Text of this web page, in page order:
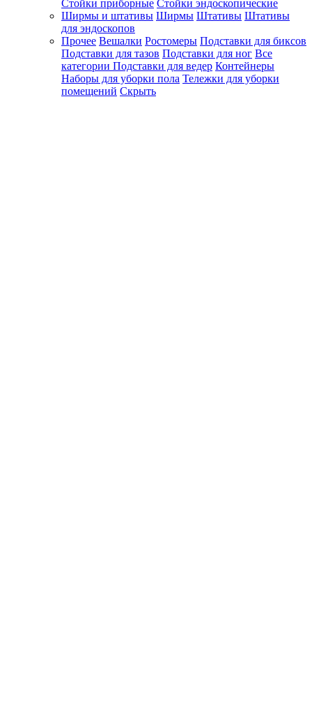
Стойки приборные Стойки эндоскопические
Ширмы и штативы Ширмы Штативы Штативы
для эндоскопов
Прочее Вешалки Ростомеры Подставки для биксов
Подставки для тазов Подставки для ног Все
категории Подставки для ведер Контейнеры
Наборы для уборки пола Тележки для уборки
помещений Скрыть